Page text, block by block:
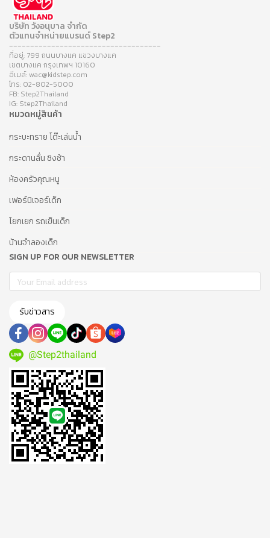
บริษัท วังอนุบาล จำกัด
ตัวแทนจำหน่ายแบรนด์ Step2
------------------------------------
ที่อยู่: 799 ถนนบางแค แขวงบางแค
เขตบางแค กรุงเทพฯ 10160
อีเมล์: wac@kidstep.com
โทร: 02-802-5000
FB: Step2Thailand
IG: Step2Thailand
หมวดหมู่สินค้า
กระบะทราย โต๊ะเล่นน้ำ
กระดานลื่น ชิงช้า
ห้องครัวคุณหนู
เฟอร์นิเจอร์เด็ก
โยกเยก รถเข็นเด็ก
บ้านจำลองเด็ก
SIGN UP FOR OUR NEWSLETTER
รับข่าวสาร
@Step2thailand